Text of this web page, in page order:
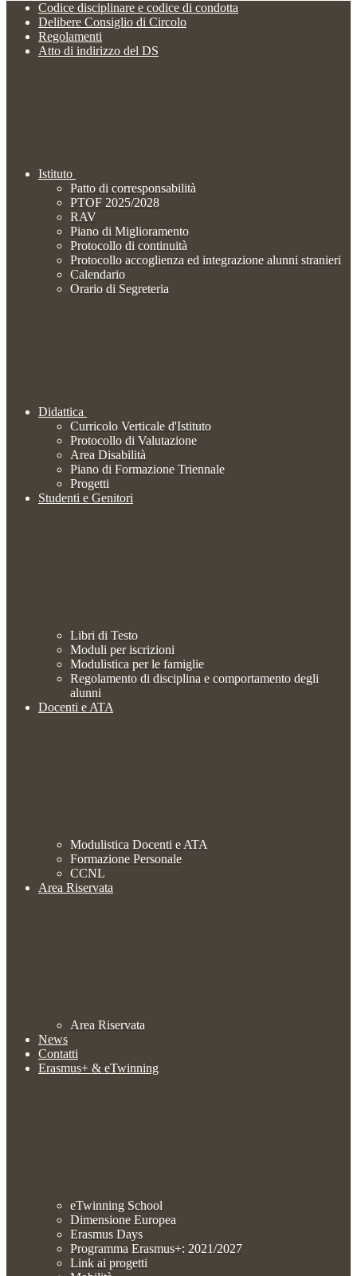
Codice disciplinare e codice di condotta
Delibere Consiglio di Circolo
Regolamenti
Atto di indirizzo del DS
Istituto
Patto di corresponsabilità
PTOF 2025/2028
RAV
Piano di Miglioramento
Protocollo di continuità
Protocollo accoglienza ed integrazione alunni stranieri
Calendario
Orario di Segreteria
Didattica
Curricolo Verticale d'Istituto
Protocollo di Valutazione
Area Disabilità
Piano di Formazione Triennale
Progetti
Studenti e Genitori
Libri di Testo
Moduli per iscrizioni
Modulistica per le famiglie
Regolamento di disciplina e comportamento degli
alunni
Docenti e ATA
Modulistica Docenti e ATA
Formazione Personale
CCNL
Area Riservata
Area Riservata
News
Contatti
Erasmus+ & eTwinning
eTwinning School
Dimensione Europea
Erasmus Days
Programma Erasmus+: 2021/2027
Link ai progetti